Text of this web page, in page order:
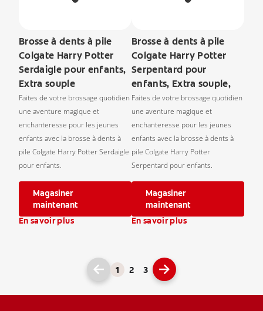
Brosse à dents à pile
Colgate Harry Potter
Serdaigle pour enfants,
Extra souple
Faites de votre brossage quotidien
une aventure magique et
enchanteresse pour les jeunes
enfants avec la brosse à dents à
pile Colgate Harry Potter Serdaigle
pour enfants.
Magasiner
maintenant
En savoir plus
Brosse à dents à pile
Colgate Harry Potter
Serpentard pour
enfants, Extra souple,
Faites de votre brossage quotidien
une aventure magique et
enchanteresse pour les jeunes
enfants avec la brosse à dents à
pile Colgate Harry Potter
Serpentard pour enfants.
Magasiner
maintenant
En savoir plus
1 2 3